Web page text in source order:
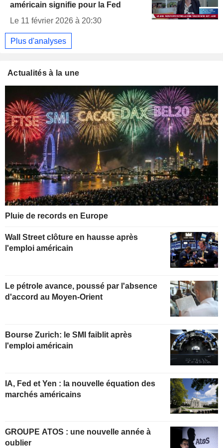
américain signifie pour la Fed
Le 11 février 2026 à 20:30
Plus d'analyses
Actualités à la une
Pluie de records en Europe
Wall Street clôture en hausse après
l'emploi américain
Le pétrole avance, poussé par l'absence
d'accord au Moyen-Orient
Bourse Zurich: le SMI faiblit après
l'emploi américain
IA, Fed et Yen : la nouvelle équation des
marchés américains
GROUPE ATOS : une nouvelle année à
oublier